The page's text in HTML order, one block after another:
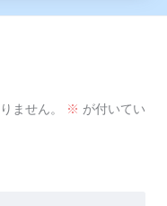
ません。 ※ が付いてい